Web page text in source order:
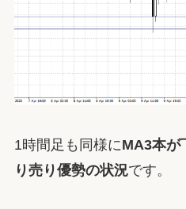
1時間足も同様にMA3本が
り売り優勢の状況です。